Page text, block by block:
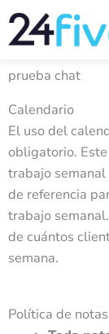
contenido
prueba chat
Calendario
El uso del
obligatorio.
trabajo
de referencia
trabajo
de cuántos
semana.
Política de notas